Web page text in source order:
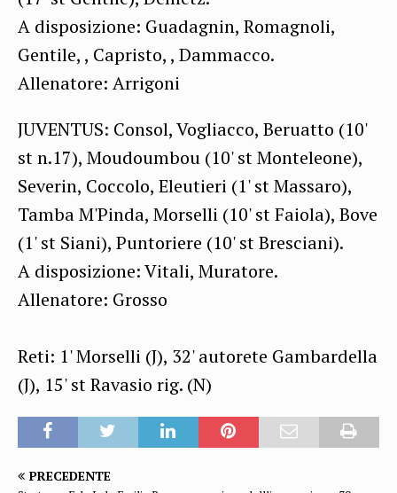
A disposizione: Guadagnin, Romagnoli,
Gentile, , Capristo, , Dammacco.
Allenatore: Arrigoni
JUVENTUS: Consol, Vogliacco, Beruatto (10'
st n.17), Moudoumbou (10' st Monteleone),
Severin, Coccolo, Eleutieri (1' st Massaro),
Tamba M'Pinda, Morselli (10' st Faiola), Bove
(1' st Siani), Puntoriere (10' st Bresciani).
A disposizione: Vitali, Muratore.
Allenatore: Grosso
Reti: 1' Morselli (J), 32' autorete Gambardella
(J), 15' st Ravasio rig. (N)
PRECEDENTE